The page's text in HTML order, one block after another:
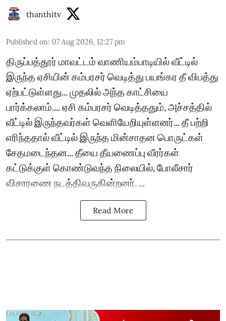
thanthitv
Published on: 07 Aug 2026, 12:27 pm
திருப்பத்தூர் மாவட்டம் வாணியம்பாடியில் வீட்டில்
இருந்த ஏசியின் கம்பரசர் வெடித்து பயங்கர தீ விபத்து
ஏற்பட்டுள்ளது... முதலில் அந்த காட்சியை
பார்க்கலாம்.... ஏசி கம்பரசர் வெடித்ததும், அச்சத்தில்
வீட்டில் இருந்தவர்கள் வெளியேறியுள்ளனர்... தீ பற்றி
எரிந்ததால் வீட்டில் இருந்த மின்சாதன பொருட்கள்
சேதமடைந்தன... தீயை தீயணைப்பு வீரர்கள்
கட்டுக்குள் கொண்டுவந்த நிலையில், போலீசார்
விசாரணை நடத்திவருகின்றனர். ...
Read More